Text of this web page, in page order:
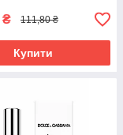
₴ 111,80 ₴
Купити